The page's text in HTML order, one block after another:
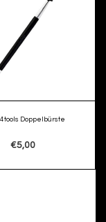
Doppelbürste
€5,00